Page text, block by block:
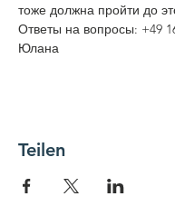
тоже должна пройти до
Ответы на вопросы: +49
Юлана
Teilen